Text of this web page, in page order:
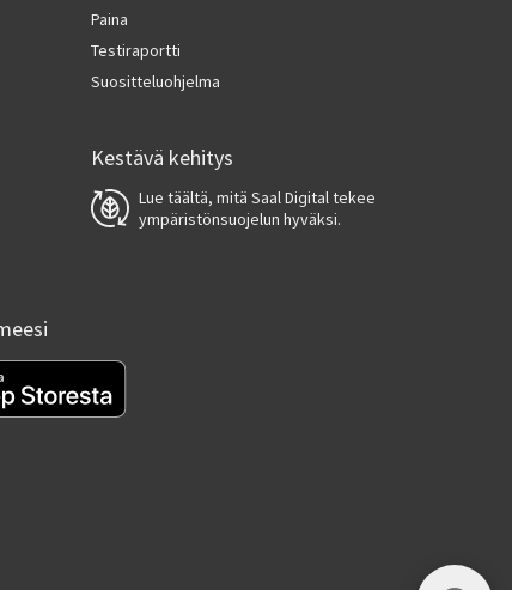
Paina
Testiraportti
Suositteluohjelma
Kestävä kehitys
Lue täältä, mitä Saal Digital tekee
ympäristönsuojelun hyväksi.